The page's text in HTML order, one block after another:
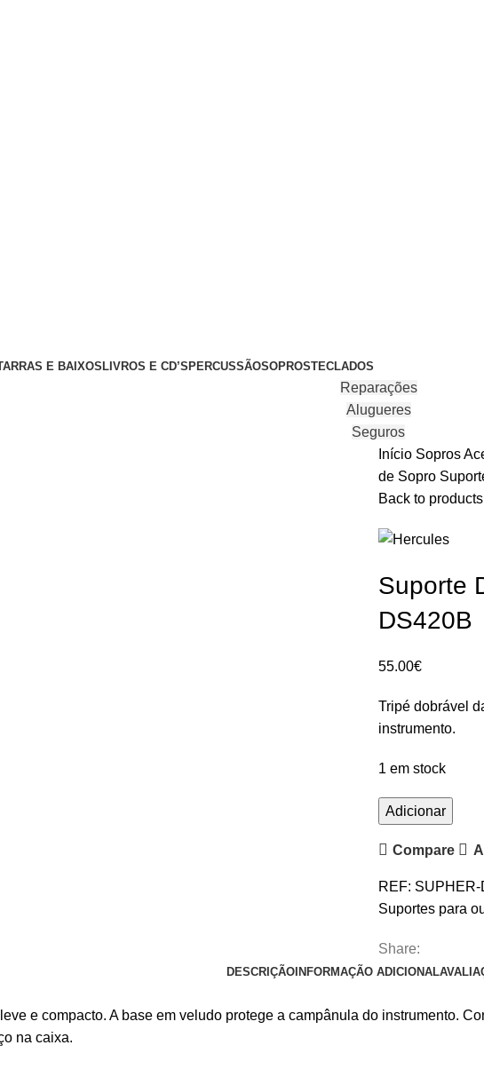
E BAIXOSLIVROS E CD’S PERCUSSÃOSOPROSTECLADOS
Reparações
Alugueres
Seguros
Início Sopros
de Sopro
Back to products
Suporte
DS420B
55.00€
Tripé dobrável
instrumento.
1 em stock
Quantidade
de
Suporte
para
Trombone
Hercules
Adicionar
Compare
REF: SUPHER-
Suportes para
Share:
DESCRIÇÃO INFORMAÇÃO ADICIONAL
e compacto. A base em veludo protege a campânula do instrumento.
na caixa.